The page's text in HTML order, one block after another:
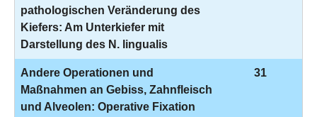
pathologischen Veränderung des
Kiefers: Am Unterkiefer mit
Darstellung des N. lingualis
Andere Operationen und
Maßnahmen an Gebiss, Zahnfleisch
und Alveolen: Operative Fixation
31